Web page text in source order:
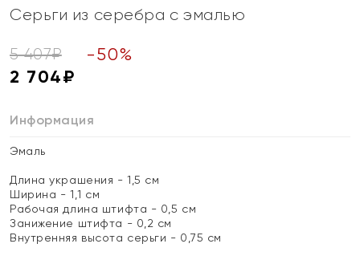
Серьги из серебра с эмалью
5 407₽ -50%
2 704₽
Информация
Эмаль
Длина украшения - 1,5 см
Ширина - 1,1 см
Рабочая длина штифта - 0,5 см
Занижение штифта - 0,2 см
Внутренняя высота серьги - 0,75 см